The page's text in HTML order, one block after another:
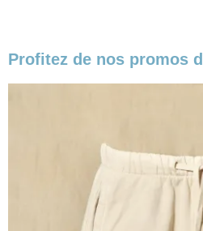
Profitez de nos promos